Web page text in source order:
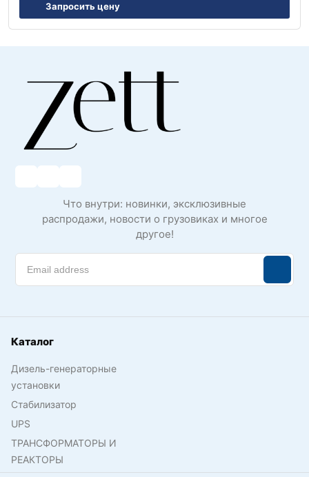
Запросить цену
Что внутри: новинки, эксклюзивные
распродажи, новости о грузовиках и многое
другое!
Каталог
Дизель-генераторные
установки
Стабилизатор
UPS
ТРАНСФОРМАТОРЫ И
РЕАКТОРЫ